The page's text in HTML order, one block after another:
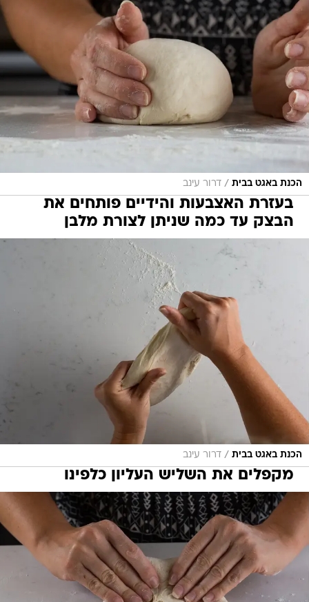
הכנת באגט בבית / דרור עינב
בעזרת האצבעות והידיים פותחים את
הבצק עד כמה שניתן לצורת מלבן
הכנת באגט בבית / דרור עינב
מקפלים את השליש העליון כלפינו